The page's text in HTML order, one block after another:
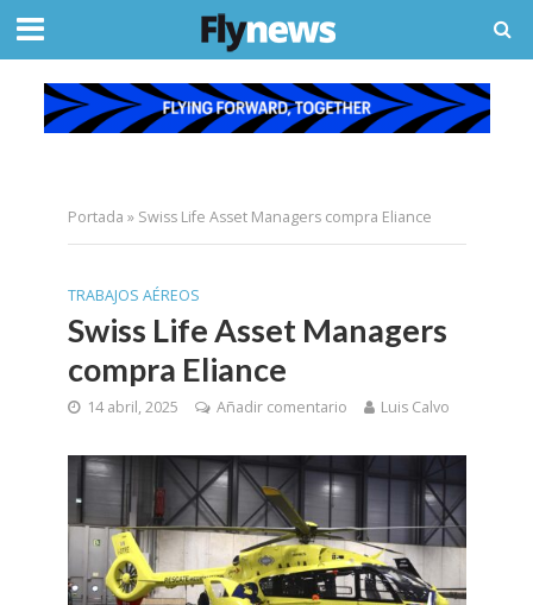
Portada » Swiss Life Asset Managers compra Eliance
TRABAJOS AÉREOS
Swiss Life Asset Managers
compra Eliance
14 abril, 2025 Añadir comentario Luis Calvo